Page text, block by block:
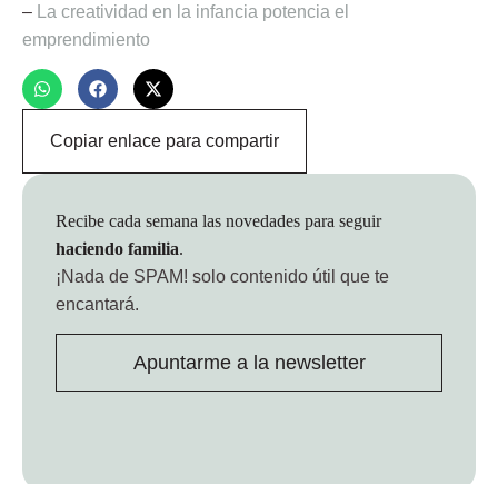
–
La creatividad en la infancia potencia el
emprendimiento
Copiar enlace para compartir
Recibe cada semana las novedades para seguir
haciendo familia.
¡Nada de SPAM! solo contenido útil que te
encantará.
Apuntarme a la newsletter